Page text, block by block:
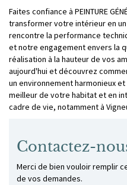
Faites confiance à PEINTURE
transformer votre intérieur en
rencontre la performance
et notre engagement envers la
réalisation à la hauteur de vos
aujourd'hui et découvrez
un environnement harmonieux
meilleur de votre habitat et en
cadre de vie, notamment à
Contactez-
Merci de bien vouloir remplir
de vos demandes.